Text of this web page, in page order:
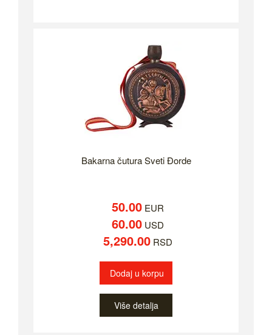
Bakarna čutura Sveti Đorde
50.00EUR
60.00USD
5,290.00RSD
Dodaj u korpu
Više detalja